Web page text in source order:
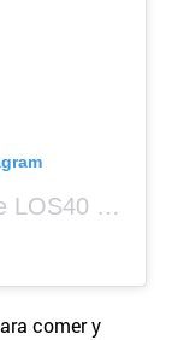
Una publicación compartida de LOS40 Panamá 🇵🇦 🎙️🎶 (@los40panama)
comer y